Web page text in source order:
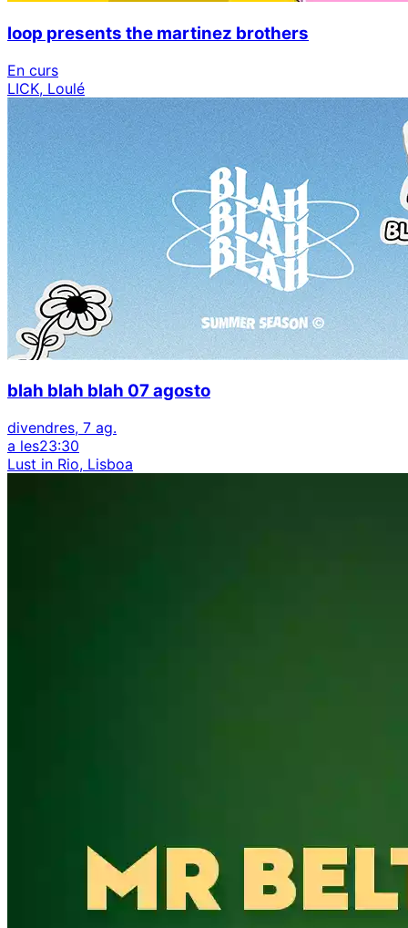
loop presents the martinez brothers
En curs
LICK, Loulé
blah blah blah 07 agosto
divendres, 7 ag.
a les23:30
Lust in Rio, Lisboa